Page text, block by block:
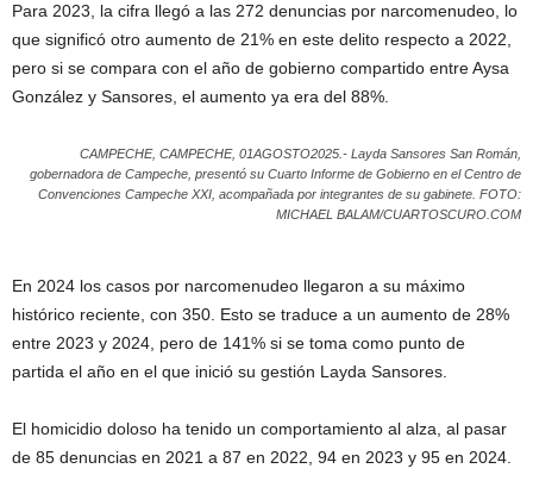
Para 2023, la cifra llegó a las 272 denuncias por narcomenudeo, lo
que significó otro aumento de 21% en este delito respecto a 2022,
pero si se compara con el año de gobierno compartido entre Aysa
González y Sansores, el aumento ya era del 88%.
CAMPECHE, CAMPECHE, 01AGOSTO2025.- Layda Sansores San Román,
gobernadora de Campeche, presentó su Cuarto Informe de Gobierno en el Centro de
Convenciones Campeche XXI, acompañada por integrantes de su gabinete. FOTO:
MICHAEL BALAM/CUARTOSCURO.COM
En 2024 los casos por narcomenudeo llegaron a su máximo
histórico reciente, con 350. Esto se traduce a un aumento de 28%
entre 2023 y 2024, pero de 141% si se toma como punto de
partida el año en el que inició su gestión Layda Sansores.
El homicidio doloso ha tenido un comportamiento al alza, al pasar
de 85 denuncias en 2021 a 87 en 2022, 94 en 2023 y 95 en 2024.